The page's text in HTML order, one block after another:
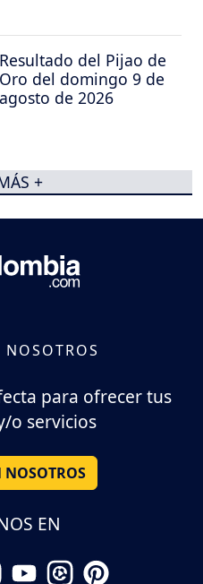
Resultado del Pijao de
Oro del domingo 9 de
agosto de 2026
+
para ofrecer tus
o servicios
NOSOTROS
EN